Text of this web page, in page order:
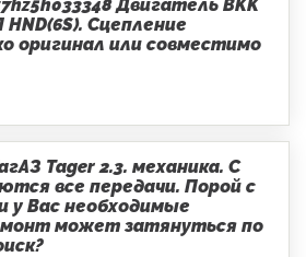
Двигатель BKK
Сцепление
оригинал или совместимо
Tager 2.3. механика. С
все передачи. Порой с
у Вас необходимые
может затянуться по